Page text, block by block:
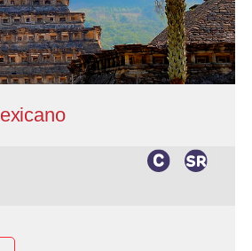
C, B y A en el circuito